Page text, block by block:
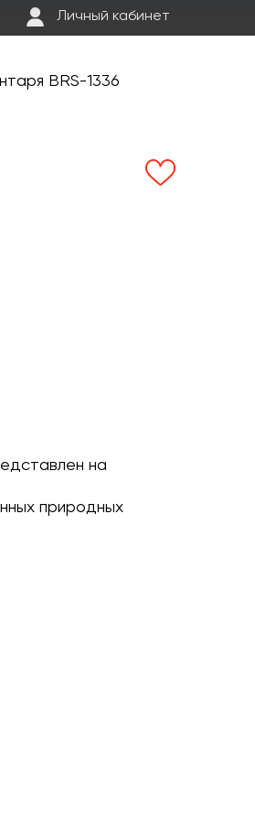
Личный кабинет
BRS-1336
на
природных